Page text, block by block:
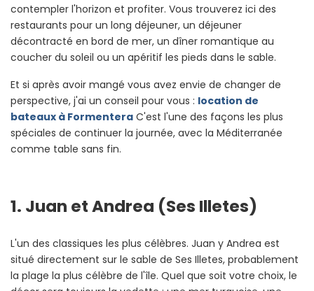
contempler l'horizon et profiter. Vous trouverez ici des
restaurants pour un long déjeuner, un déjeuner
décontracté en bord de mer, un dîner romantique au
coucher du soleil ou un apéritif les pieds dans le sable.
Et si après avoir mangé vous avez envie de changer de
perspective, j'ai un conseil pour vous : location de
bateaux à Formentera C'est l'une des façons les plus
spéciales de continuer la journée, avec la Méditerranée
comme table sans fin.
1. Juan et Andrea (Ses Illetes)
L'un des classiques les plus célèbres. Juan y Andrea est
situé directement sur le sable de Ses Illetes, probablement
la plage la plus célèbre de l'île. Quel que soit votre choix, le